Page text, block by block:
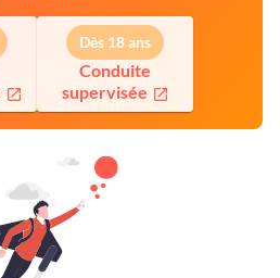
Dès 18 ans
Conduite
supervisée